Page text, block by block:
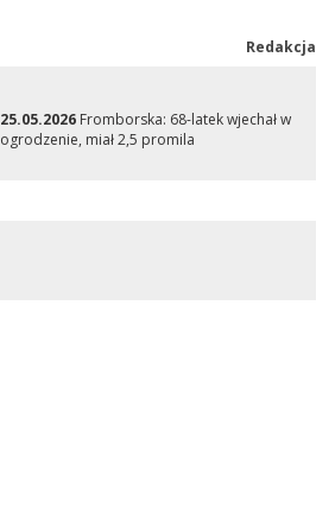
Redakcja
25.05.2026Fromborska: 68-latek wjechał w
ogrodzenie, miał 2,5 promila